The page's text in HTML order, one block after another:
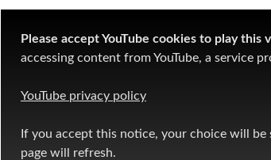
Please accept YouTube cookies to play this
accessing content from YouTube, a service
YouTube privacy policy
If you accept this notice, your choice will be
page will refresh.